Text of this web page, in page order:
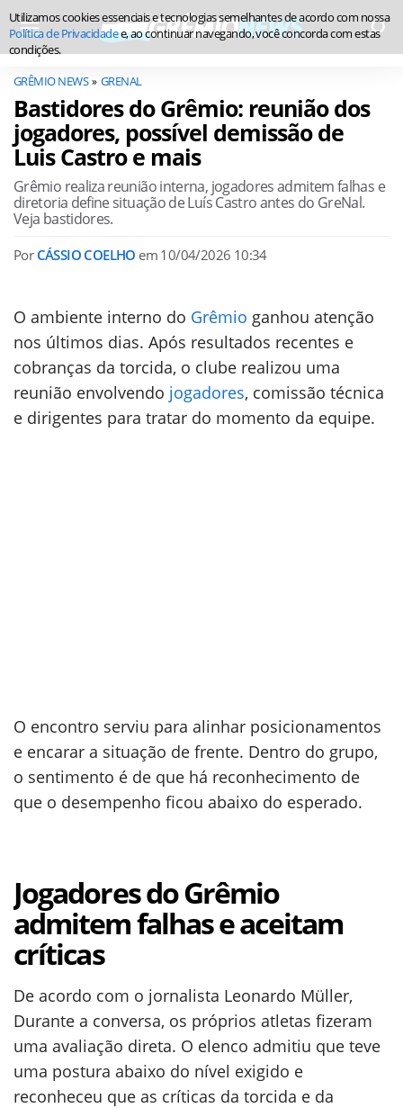
GRÊMIO NEWS GRENAL
Bastidores do Grêmio: reunião dos
jogadores, possível demissão de
Luis Castro e mais
Grêmio realiza reunião interna, jogadores admitem falhas e
diretoria define situação de Luís Castro antes do GreNal.
Veja bastidores.
Por CÁSSIO COELHO em 10/04/2026 10:34
O ambiente interno do Grêmio ganhou atenção
nos últimos dias. Após resultados recentes e
cobranças da torcida, o clube realizou uma
reunião envolvendo jogadores, comissão técnica
e dirigentes para tratar do momento da equipe.
O encontro serviu para alinhar posicionamentos
e encarar a situação de frente. Dentro do grupo,
o sentimento é de que há reconhecimento de
que o desempenho ficou abaixo do esperado.
Jogadores do Grêmio
admitem falhas e aceitam
críticas
De acordo com o jornalista Leonardo Müller,
Durante a conversa, os próprios atletas fizeram
uma avaliação direta. O elenco admitiu que teve
uma postura abaixo do nível exigido e
reconheceu que as críticas da torcida e da
Utilizamos cookies essenciais e tecnologias semelhantes de acordo com nossa
Política de Privacidadee, ao continuar navegando, você concorda com estas
condições.